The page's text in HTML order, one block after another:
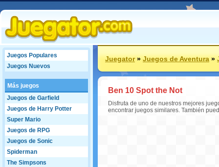
Juegos Populares
Juegos Nuevos
Más juegos
Juegos de Garfield
Juegos de Harry Potter
Super Mario
Juegos de RPG
Juegos de Sonic
Spiderman
The Simpsons
Juegator»Juegos de Aventura»
Ben 10 Spot the Not
Disfruta de uno de nuestros mejores
encontrar juegos similares. También